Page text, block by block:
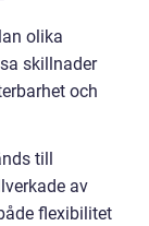
olika
skillnader
och
till
av
flexibilitet